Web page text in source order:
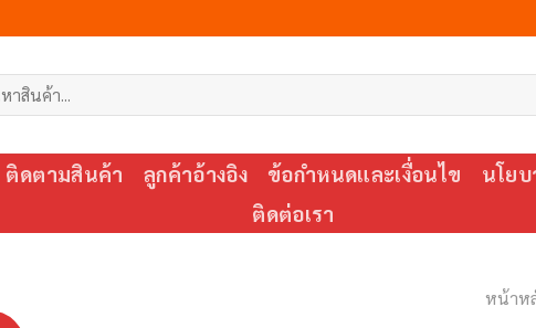
ติดตามสินค้า ลูกค้าอ้างอิง ข้อกำหนดและเงื่อนไข
นโย
ติดต่อเรา
หน้าห